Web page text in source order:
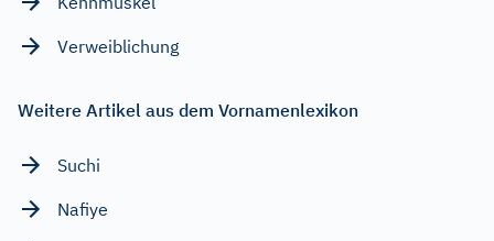
Verweiblichung
Weitere Artikel aus dem Vornamenlexikon
Suchi
Nafiye